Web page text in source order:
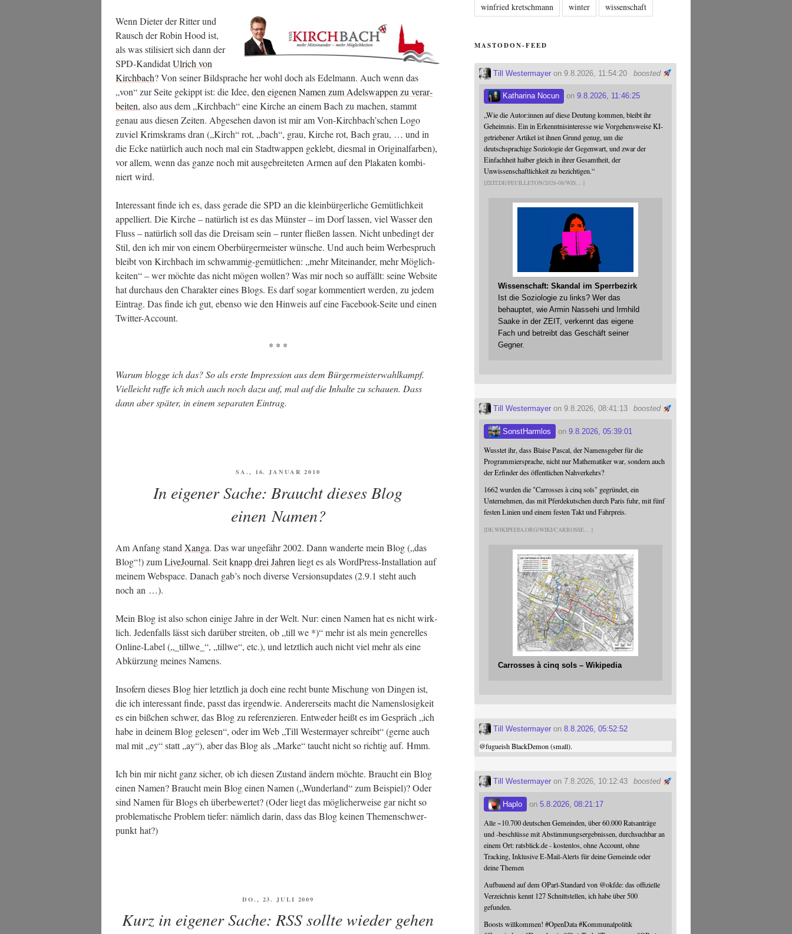
Wenn Die­ter der Rit­ter und
Rausch der Robin Hood ist,
als was sti­li­siert sich dann der
SPD-Kan­di­datUlrich von
Kirch­bach? Von sei­ner Bild­spra­che her wohl doch als Edel­mann. Auch wenn das
„von“ zur Sei­te gekippt ist: die Idee, den eige­nen Namen zum Adels­wap­pen zu ver­ar­
bei­ten, also aus dem „Kirch­bach“ eine Kir­che an einem Bach zu machen, stammt
genau aus die­sen Zei­ten. Abge­se­hen davon ist mir am Von-Kirchbach’schen Logo
zuviel Krims­krams dran („Kirch“ rot, „bach“, grau, Kir­che rot, Bach grau, … und in
die Ecke natür­lich auch noch mal ein Stadt­wap­pen geklebt, dies­mal in Ori­gi­nal­far­ben),
vor allem, wenn das gan­ze noch mit aus­ge­brei­te­ten Armen auf den Pla­ka­ten kom­bi­
niert wird.
Inter­es­sant fin­de ich es, dass gera­de die SPD an die klein­bür­ger­li­che Gemüt­lich­keit
appel­liert. Die Kir­che – natür­lich ist es das Müns­ter – im Dorf las­sen, viel Was­ser den
Fluss – natür­lich soll das die Drei­sam sein – run­ter flie­ßen las­sen. Nicht unbe­dingt der
Stil, den ich mir von einem Ober­bür­ger­meis­ter wün­sche. Und auch beim Wer­be­spruch
bleibt von Kirch­bach im schwam­mig-gemüt­li­chen: „mehr Mit­ein­an­der, mehr Mög­lich­
kei­ten“ – wer möch­te das nicht mögen wol­len? Was mir noch so auf­fällt: sei­ne Web­site
hat durch­aus den Cha­rak­ter eines Blogs. Es darf sogar kom­men­tiert wer­den, zu jedem
Ein­trag. Das fin­de ich gut, eben­so wie den Hin­weis auf eine Face­book-Sei­te und einen
Twitter-Account.
* * *
War­um blog­ge ich das? So als ers­te Impres­si­on aus dem Bür­ger­meis­ter­wahl­kampf.
Viel­leicht raf­fe ich mich auch noch dazu auf, mal auf die Inhal­te zu schau­en. Dass
dann aber spä­ter, in einem sepa­ra­ten Eintrag.
VERÖFFENTLICHT
SA., 16. JANUAR 2010
In eigener Sache: Braucht dieses Blog
einen Namen?
Am Anfang stand Xan­ga. Das war unge­fähr 2002. Dann wan­der­te mein Blog („das
Blog“!) zumLive­Jour­nal. Seitknapp drei Jah­ren liegt es als Word­Press-Instal­la­ti­on auf
mei­nem Web­space. Danach gab’s noch diver­se Ver­si­ons­up­dates (2.9.1 steht auch
noch an …).
Mein Blog ist also schon eini­ge Jah­re in der Welt. Nur: einen Namen hat es nicht wirk­
lich. Jeden­falls lässt sich dar­über strei­ten, ob „till we *)“ mehr ist als mein gene­rel­les
Online-Label („_tillwe_“, „till­we“, etc.), und letzt­lich auch nicht viel mehr als eine
Abkür­zung mei­nes Namens.
Inso­fern die­ses Blog hier letzt­lich ja doch eine recht bun­te Mischung von Din­gen ist,
die ich inter­es­sant fin­de, passt das irgend­wie. Ande­rer­seits macht die Namens­lo­sig­keit
es ein biß­chen schwer, das Blog zu refe­ren­zie­ren. Ent­we­der heißt es im Gespräch „ich
habe in dei­nem Blog gele­sen“, oder im Web „Till Wes­ter­may­er schreibt“ (ger­ne auch
mal mit „ey“ statt „ay“), aber das Blog als „Mar­ke“ taucht nicht so rich­tig auf. Hmm.
Ich bin mir nicht ganz sicher, ob ich die­sen Zustand ändern möch­te. Braucht ein Blog
einen Namen? Braucht mein Blog einen Namen („Wun­der­land“ zum Bei­spiel)? Oder
sind Namen für Blogs eh über­be­wer­tet? (Oder liegt das mög­li­cher­wei­se gar nicht so
pro­ble­ma­ti­sche Pro­blem tie­fer: näm­lich dar­in, dass das Blog kei­nen The­men­schwer­
punkt hat?)
VERÖFFENTLICHT
DO., 23. JULI 2009
Kurz in eigener Sache: RSS sollte wieder gehen
winfried kretschmann
winter wissenschaft
MASTODON-FEED
boosted
Till Westermayer on 9.8.2026, 11:54:20
Katharina Nocun on9.8.2026, 11:46:25
„Wie die Autor:innen auf diese Deutung kommen, bleibt ihr
Geheimnis. Ein in Erkenntnisinteresse wie Vorgehensweise KI-
getriebener Artikel ist ihnen Grund genug, um die
deutschsprachige Soziologie der Gegenwart, und zwar der
Einfachheit halber gleich in ihrer Gesamtheit, der
Unwissenschaftlichkeit zu bezichtigen.“
ZEIT.DE/FEUILLETON/2026-08/WIS
Wissenschaft: Skandal im Sperrbezirk
Ist die Soziologie zu links? Wer das
behauptet, wie Armin Nassehi und Irmhild
Saake in der ZEIT, verkennt das eigene
Fach und betreibt das Geschäft seiner
Gegner.
boosted
Till Westermayer on 9.8.2026, 08:41:13
SonstHarmlos on9.8.2026, 05:39:01
Wusstet ihr, dass Blaise Pascal, der Namensgeber für die
Programmiersprache, nicht nur Mathematiker war, sondern auch
der Erfinder des öffentlichen Nahverkehrs?
1662 wurden die "Carrosses à cinq sols" gegründet, ein
Unternehmen, das mit Pferdekutschen durch Paris fuhr, mit fünf
festen Linien und einem festen Takt und Fahrpreis.
DE.WIKIPEDIA.ORG/WIKI/CARROSSE
Carrosses à cinq sols – Wikipedia
Till Westermayer on8.8.2026, 05:52:52
@fugueishBlackDemon (small).
boosted
Till Westermayer on 7.8.2026, 10:12:43
Haplo on5.8.2026, 08:21:17
Alle ~10.700 deutschen Gemeinden, über 60.000 Ratsanträge
und -beschlüsse mit Abstimmungsergebnissen, durchsuchbar an
einem Ort: ratsblick.de - kostenlos, ohne Account, ohne
Tracking, Inklusive E-Mail-Alerts für deine Gemeinde oder
deine Themen
Aufbauend auf dem OParl-Standard von @okfde: das offizielle
Verzeichnis kennt 127 Schnittstellen, ich habe über 500
gefunden.
Boosts willkommen!#OpenData #Kommunalpolitik